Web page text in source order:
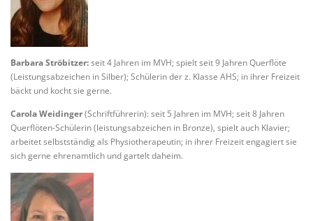
Barbara Ströbitzer:seit 4 Jahren im MVH; spielt seit 9 Jahren Querflöte
(Leistungsabzeichen in Silber); Schülerin der z. Klasse AHS; in ihrer Freizeit
bäckt und kocht sie gerne.
Carola Weidinger(Schriftführerin): seit 5 Jahren im MVH; seit 8 Jahren
Querflöten-Schülerin (leistungsabzeichen in Bronze), spielt auch Klavier;
arbeitet selbstständig als Physiotherapeutin; in ihrer Freizeit engagiert sie
sich gerne ehrenamtlich und gartelt daheim.